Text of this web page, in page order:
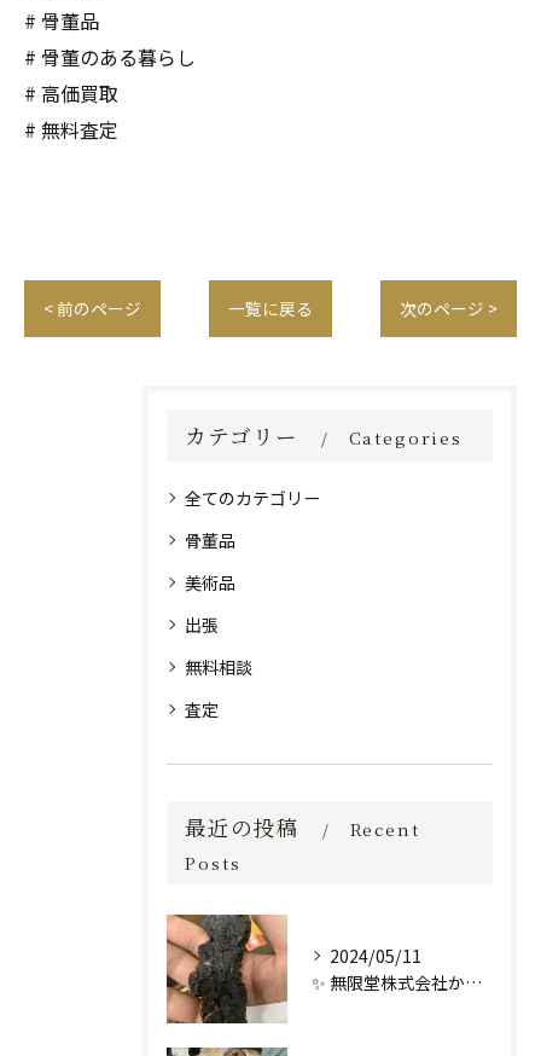
# 骨董品
# 骨董のある暮らし
# 高価買取
# 無料査定
< 前のページ 一覧に戻る 次のページ >
カテゴリー Categories
全てのカテゴリー
骨董品
美術品
出張
無料相談
査定
最近の投稿
Recent
Posts
2024/05/11
✨ 無限堂株式会社からの特別なお知らせ ✨